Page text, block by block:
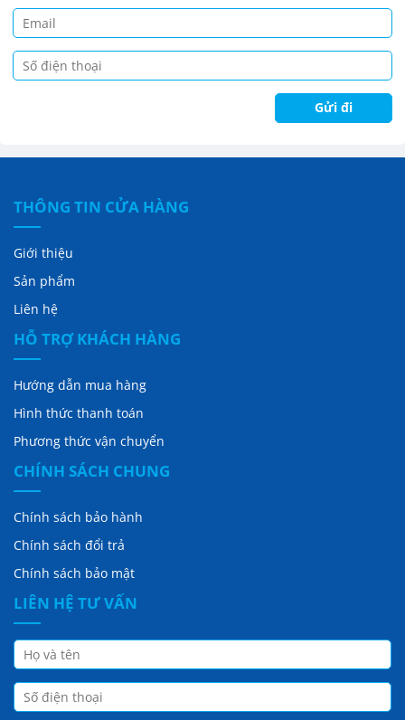
THÔNG TIN CỬA HÀNG
Giới thiệu
Sản phẩm
Liên hệ
HỖ TRỢ KHÁCH HÀNG
Hướng dẫn mua hàng
Hình thức thanh toán
Phương thức vận chuyển
CHÍNH SÁCH CHUNG
Chính sách bảo hành
Chính sách đổi trả
Chính sách bảo mật
LIÊN HỆ TƯ VẤN